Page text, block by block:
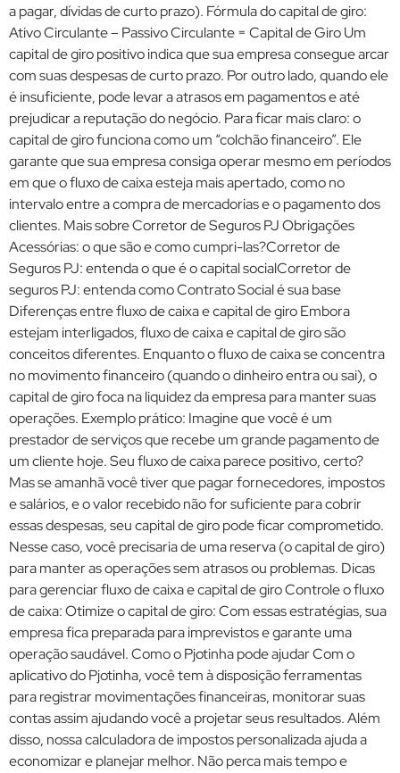
a pagar, dívidas de curto prazo). Fórmula do capital de giro:
Ativo Circulante – Passivo Circulante = Capital de Giro Um
capital de giro positivo indica que sua empresa consegue arcar
com suas despesas de curto prazo. Por outro lado, quando ele
é insuficiente, pode levar a atrasos em pagamentos e até
prejudicar a reputação do negócio. Para ficar mais claro: o
capital de giro funciona como um “colchão financeiro”. Ele
garante que sua empresa consiga operar mesmo em períodos
em que o fluxo de caixa esteja mais apertado, como no
intervalo entre a compra de mercadorias e o pagamento dos
clientes. Mais sobre Corretor de Seguros PJ Obrigações
Acessórias: o que são e como cumpri-las?Corretor de
Seguros PJ: entenda o que é o capital socialCorretor de
seguros PJ: entenda como Contrato Social é sua base
Diferenças entre fluxo de caixa e capital de giro Embora
estejam interligados, fluxo de caixa e capital de giro são
conceitos diferentes. Enquanto o fluxo de caixa se concentra
no movimento financeiro (quando o dinheiro entra ou sai), o
capital de giro foca na liquidez da empresa para manter suas
operações. Exemplo prático: Imagine que você é um
prestador de serviços que recebe um grande pagamento de
um cliente hoje. Seu fluxo de caixa parece positivo, certo?
Mas se amanhã você tiver que pagar fornecedores, impostos
e salários, e o valor recebido não for suficiente para cobrir
essas despesas, seu capital de giro pode ficar comprometido.
Nesse caso, você precisaria de uma reserva (o capital de giro)
para manter as operações sem atrasos ou problemas. Dicas
para gerenciar fluxo de caixa e capital de giro Controle o fluxo
de caixa: Otimize o capital de giro: Com essas estratégias, sua
empresa fica preparada para imprevistos e garante uma
operação saudável. Como o Pjotinha pode ajudar Com o
aplicativo do Pjotinha, você tem à disposição ferramentas
para registrar movimentações financeiras, monitorar suas
contas assim ajudando você a projetar seus resultados. Além
disso, nossa calculadora de impostos personalizada ajuda a
economizar e planejar melhor. Não perca mais tempo e